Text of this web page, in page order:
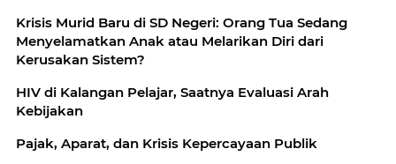
Krisis Murid Baru di SD Negeri: Orang Tua Sedang
Menyelamatkan Anak atau Melarikan Diri dari
Kerusakan Sistem?
HIV di Kalangan Pelajar, Saatnya Evaluasi Arah
Kebijakan
Pajak, Aparat, dan Krisis Kepercayaan Publik